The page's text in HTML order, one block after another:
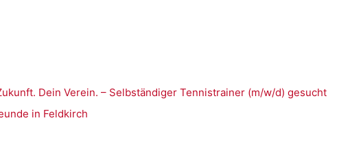
Dein Verein. – Selbständiger Tennistrainer (m/w/d) gesucht
in Feldkirch